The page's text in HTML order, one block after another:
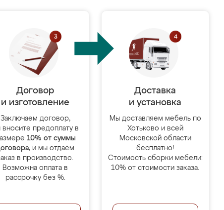
Договор
и изготовление
Заключаем договор,
вносите предоплату в
10% от суммы
, и мы отдаём
в производство.
Возможна оплата в
рассрочку без %.
Доставка
и установка
Мы доставляем мебель по
Хотьково и всей
Московской области
бесплатно!
Стоимость сборки мебели:
10% от стоимости заказа.